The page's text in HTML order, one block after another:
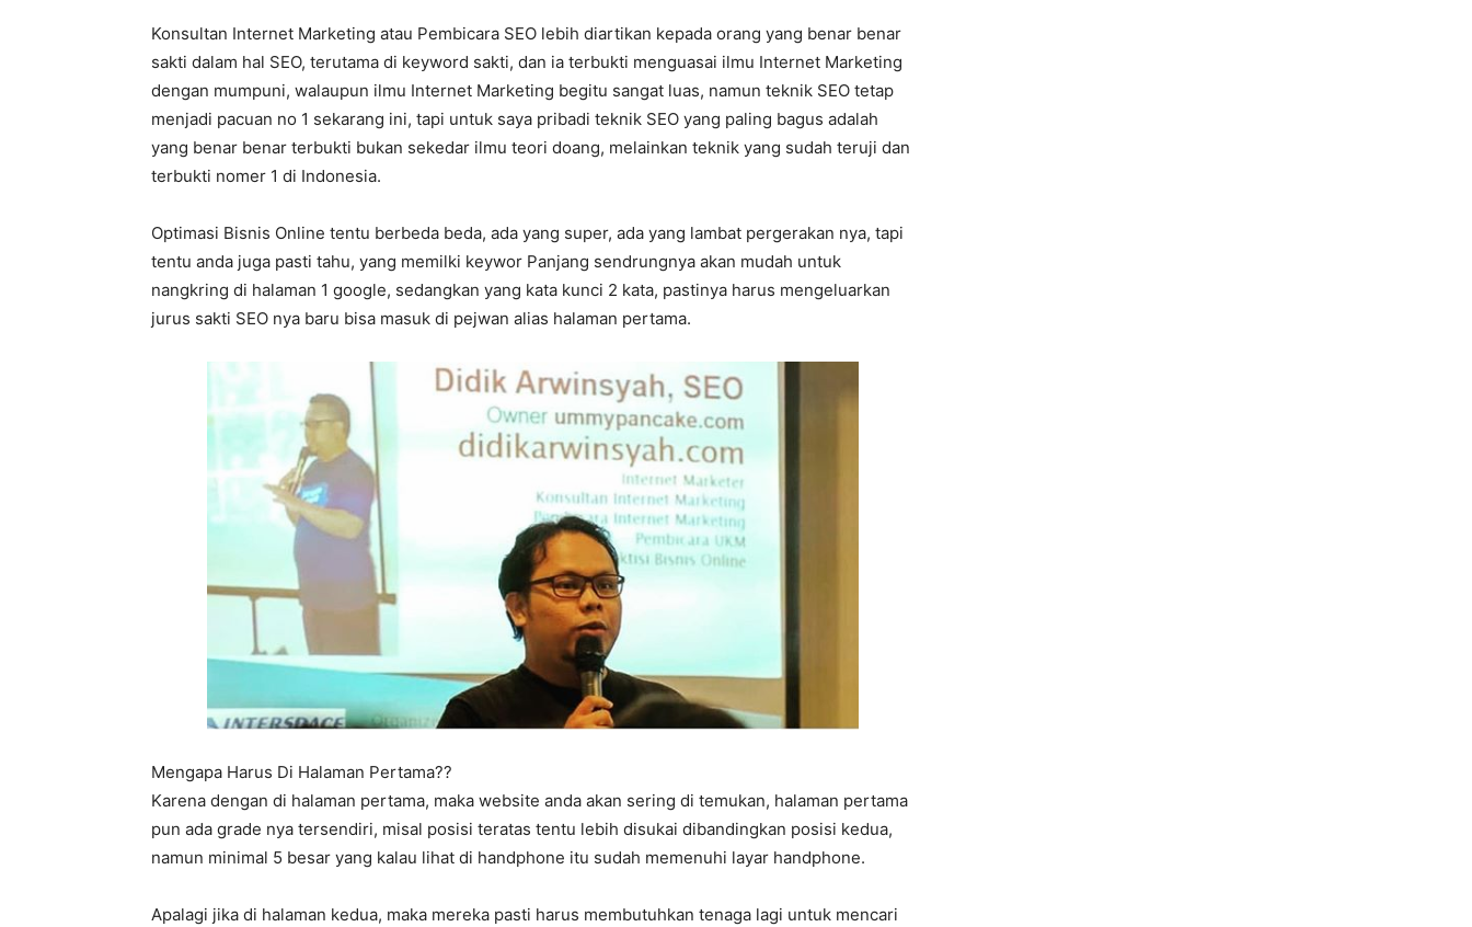
Konsultan Internet Marketing atau Pembicara SEO lebih diartikan kepada orang yang benar benar
sakti dalam hal SEO, terutama di keyword sakti, dan ia terbukti menguasai ilmu Internet Marketing
dengan mumpuni, walaupun ilmu Internet Marketing begitu sangat luas, namun teknik SEO tetap
menjadi pacuan no 1 sekarang ini, tapi untuk saya pribadi teknik SEO yang paling bagus adalah
yang benar benar terbukti bukan sekedar ilmu teori doang, melainkan teknik yang sudah teruji dan
terbukti nomer 1 di Indonesia.
Optimasi Bisnis Online tentu berbeda beda, ada yang super, ada yang lambat pergerakan nya, tapi
tentu anda juga pasti tahu, yang memilki keywor Panjang sendrungnya akan mudah untuk
nangkring di halaman 1 google, sedangkan yang kata kunci 2 kata, pastinya harus mengeluarkan
jurus sakti SEO nya baru bisa masuk di pejwan alias halaman pertama.
Mengapa Harus Di Halaman Pertama??
Karena dengan di halaman pertama, maka website anda akan sering di temukan, halaman pertama
pun ada grade nya tersendiri, misal posisi teratas tentu lebih disukai dibandingkan posisi kedua,
namun minimal 5 besar yang kalau lihat di handphone itu sudah memenuhi layar handphone.
Apalagi jika di halaman kedua, maka mereka pasti harus membutuhkan tenaga lagi untuk mencari